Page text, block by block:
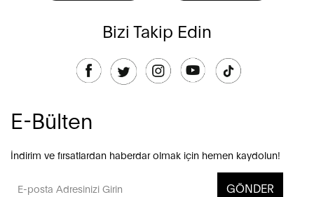
Bizi Takip Edin
E-Bülten
İndirim ve fırsatlardan haberdar olmak için hemen kaydolun!
GÖNDER